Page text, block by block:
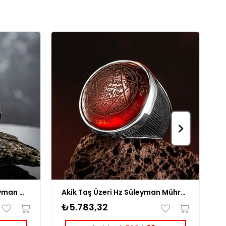
Kırmızı Kehribar Taşlı Süleyman Mührü İşlemeli Gümüş Yüzük Akik Taş Üzeri Hz Süleyman Mührü Kazıması Gümüş Yüzük
₺5.783,32